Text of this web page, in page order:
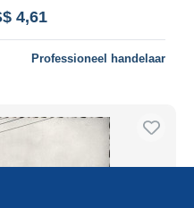
4,61
Professioneel handelaar